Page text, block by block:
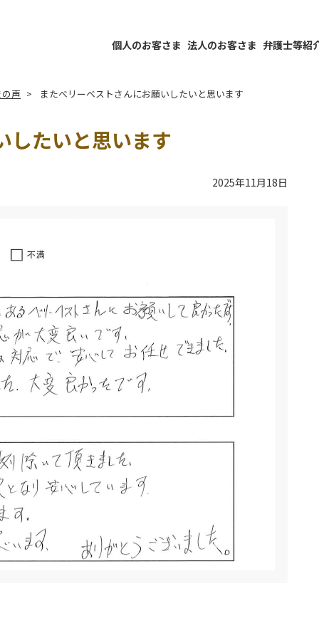
個人のお客さま 法人のお客さま 弁護士等紹
声 またべリーベストさんにお願いしたいと思います
したいと思います
2025年11月18日